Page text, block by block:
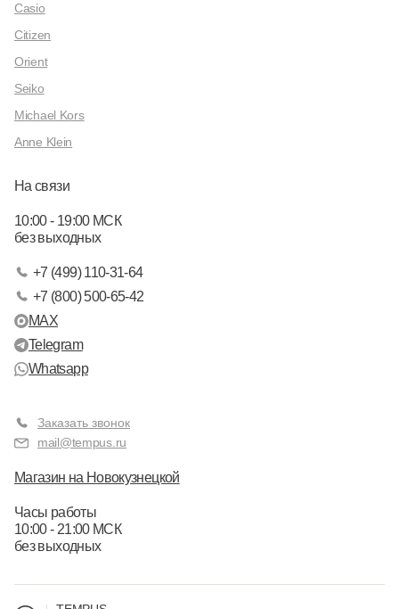
Casio
Citizen
Orient
Seiko
Michael Kors
Anne Klein
На связи
10:00 - 19:00 МСК
без выходных
+7 (499) 110-31-64
+7 (800) 500-65-42
MAX
Telegram
Whatsapp
Заказать звонок
mail@tempus.ru
Магазин на Новокузнецкой
Часы работы
10:00 - 21:00 МСК
без выходных